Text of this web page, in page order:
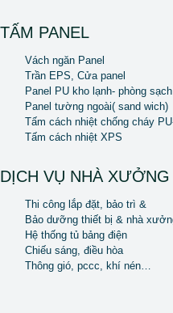
TẤM PANEL
Vách ngăn Panel
Trần EPS, Cửa panel
Panel PU kho lạnh- phòng sạch
Panel tường ngoài( sand wich)
Tấm cách nhiệt chống cháy
Tấm cách nhiệt XPS
DỊCH VỤ NHÀ XƯỞNG
Thi công lắp đặt, bảo trì &
Bảo dưỡng thiết bị & nhà
Hệ thống tủ bảng điện
Chiếu sáng, điều hòa
Thông gió, pccc, khí nén…